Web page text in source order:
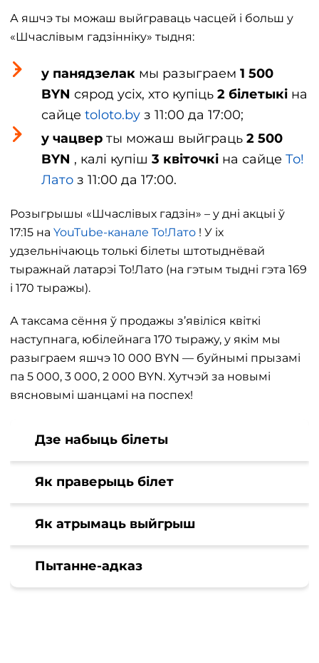
А яшчэ ты можаш выйграваць часцей і больш у
«Шчаслівым гадзінніку» тыдня:
у панядзелак мы разыграем 1 500
BYN сярод усіх, хто купіць 2 білетыкі на
сайце toloto.by з 11:00 да 17:00;
у чацвер ты можаш выйграць 2 500
BYN , калі купіш 3 квіточкі на сайце То!
Лато з 11:00 да 17:00.
Розыгрышы «Шчаслівых гадзін» – у дні акцыі ў
17:15 на YouTube-канале То!Лато ! У іх
удзельнічаюць толькі білеты штотыднёвай
тыражнай латарэі То!Лато (на гэтым тыдні гэта 169
і 170 тыражы).
А таксама сёння ў продажы з’явіліся квіткі
наступнага, юбілейнага 170 тыражу, у якім мы
разыграем яшчэ 10 000 BYN — буйнымі прызамі
па 5 000, 3 000, 2 000 BYN. Хутчэй за новымі
вясновымі шанцамі на поспех!
Дзе набыць білеты
Як праверыць білет
Як атрымаць выйгрыш
Пытанне-адказ